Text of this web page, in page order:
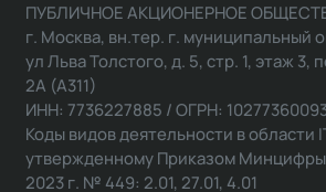
ПУБЛИЧНОЕ АКЦИОНЕРНОЕ
г. Москва, вн.тер. г. муниципальный
ул Льва Толстого, д. 5, стр. 1, этаж
2А (А311)
ИНН: 7736227885 / ОГРН:
Коды видов деятельности в области
утвержденному Приказом Минцифры
2023 г. № 449: 2.01, 27.01, 4.01